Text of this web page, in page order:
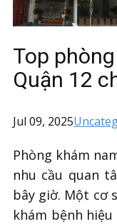
Top
Quận 12
Jul 09, 2025
Phòng khám
nhu cầu quan
bây giờ. Một cơ
khám bệnh